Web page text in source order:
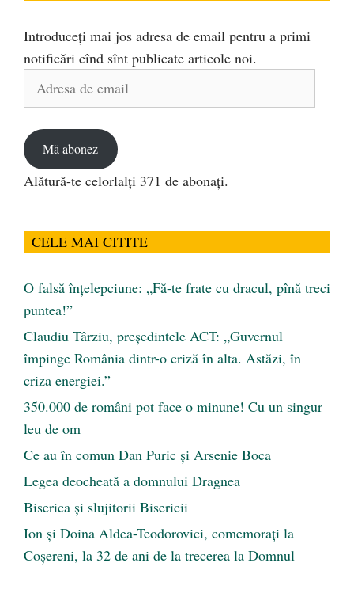
Introduceți mai jos adresa de email pentru a primi
notificări cînd sînt publicate articole noi.
Mă abonez
Alătură-te celorlalți 371 de abonați.
CELE MAI CITITE
O falsă înțelepciune: „Fă-te frate cu dracul, pînă treci
puntea!”
Claudiu Târziu, președintele ACT: „Guvernul
împinge România dintr-o criză în alta. Astăzi, în
criza energiei.”
350.000 de români pot face o minune! Cu un singur
leu de om
Ce au în comun Dan Puric şi Arsenie Boca
Legea deocheată a domnului Dragnea
Biserica și slujitorii Bisericii
Ion și Doina Aldea-Teodorovici, comemorați la
Coșereni, la 32 de ani de la trecerea la Domnul